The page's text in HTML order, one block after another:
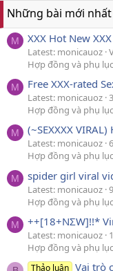
Những bài mới nhất
M XXX Hot New
Latest: monicauoz
Hợp đồng và phụ
M Free XXX-rated
Latest: monicauoz
Hợp đồng và phụ
M (~SEXXXX
Latest: monicauoz
Hợp đồng và phụ
M spider girl viral
Latest: monicauoz
Hợp đồng và phụ
M ++[18+NΣW]!!*
Latest: monicauoz
Hợp đồng và phụ
Thảo luận Vai trò